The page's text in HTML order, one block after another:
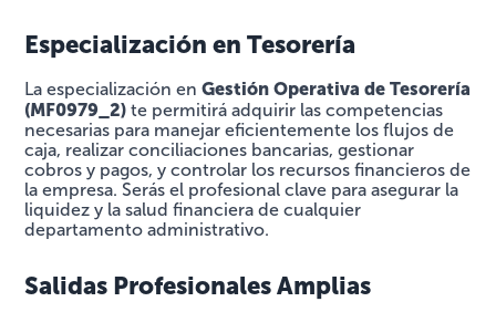
Especialización en Tesorería
La especialización enGestión Operativa de Tesorería
(MF0979_2) te permitirá adquirir las competencias
necesarias para manejar eficientemente los flujos de
caja, realizar conciliaciones bancarias, gestionar
cobros y pagos, y controlar los recursos financieros de
la empresa. Serás el profesional clave para asegurar la
liquidez y la salud financiera de cualquier
departamento administrativo.
Salidas Profesionales Amplias